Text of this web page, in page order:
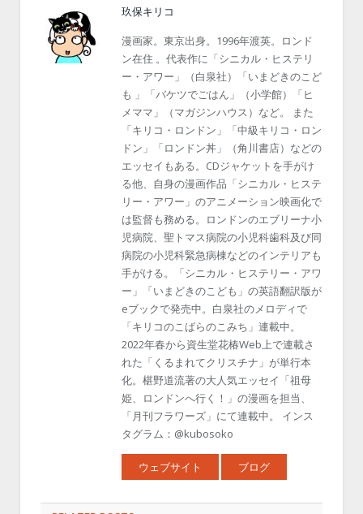
玖保キリコ
漫画家。東京出身。1996年渡英。ロンド
ン在住 。代表作に「シニカル・ヒステリ
ー・アワー」（白泉社）「いまどきのこど
も 」「バケツでごはん」（小学館）「ヒ
メママ」（マガジンハウス）など。 また
「キリコ・ロンドン」「中級キリコ・ロン
ドン」「ロンドン丼」（角川書店）などの
エッセイもある。CDジャケットを手がけ
る他、自身の漫画作品「シニカル・ヒステ
リー・アワー」のアニメーション映画化で
は監督も務める。ロンドンのエブリーナ小
児病院、聖トマス病院の小児科歯科及び同
病院の小児科緊急病棟などのインテリアも
手がける。「シニカル・ヒステリー・アワ
ー」「いまどきのこども」の英語翻訳版が
eブックで発売中。白泉社のメロディで
「キリコのこばらのこみち」連載中。
2022年春から資生堂花椿Web上で連載さ
れた「くるまれてクリスチナ」が単行本
化。椹野道流著の大人気エッセイ「祖母
姫、ロンドンへ行く！」の漫画を担当、
「月刊フラワーズ」にて連載中。 インス
タグラム：@kubosoko
ウェブサイト ブログ